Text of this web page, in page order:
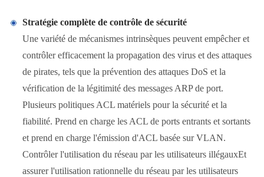
Stratégie complète de contrôle de sécurité
Une variété de mécanismes intrinsèques peuvent empêcher et
contrôler efficacement la propagation des virus et des attaques
de pirates, tels que la prévention des attaques DoS et la
vérification de la légitimité des messages ARP de port.
Plusieurs politiques ACL matériels pour la sécurité et la
fiabilité. Prend en charge les ACL de ports entrants et sortants
et prend en charge l'émission d'ACL basée sur VLAN.
Contrôler l'utilisation du réseau par les utilisateurs illégauxEt
assurer l'utilisation rationnelle du réseau par les utilisateurs